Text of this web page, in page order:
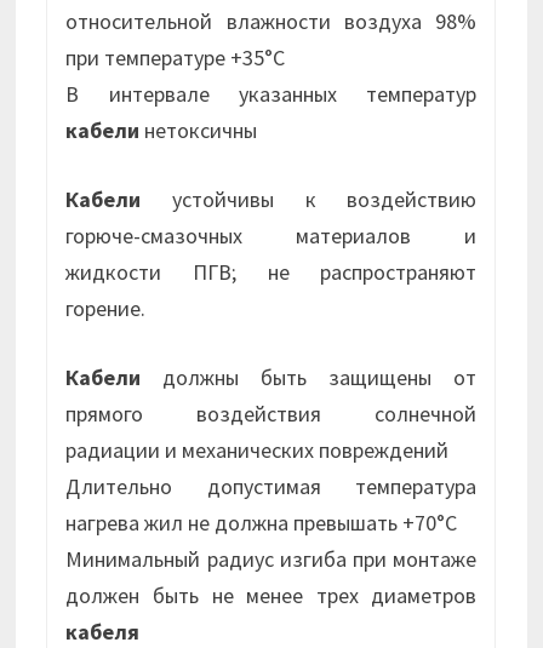
относительной влажности воздуха 98%
при температуре +35°С
В интервале указанных температур
кабели нетоксичны
Кабели устойчивы к воздействию
горюче-смазочных материалов и
жидкости ПГВ; не распространяют
горение.
Кабели должны быть защищены от
прямого воздействия солнечной
радиации и механических повреждений
Длительно допустимая температура
нагрева жил не должна превышать +70°С
Минимальный радиус изгиба при монтаже
должен быть не менее трех диаметров
кабеля